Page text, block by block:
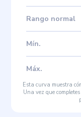
Rango normal
Mín.
Máx.
Esta curva muestra
Una vez que